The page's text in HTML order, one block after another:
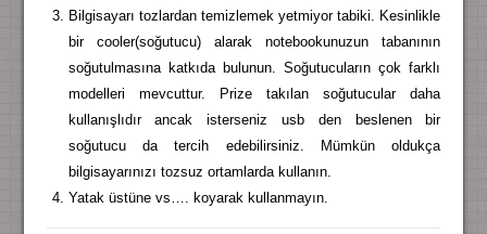
Bilgisayarı tozlardan temizlemek yetmiyor tabiki. Kesinlikle
bir cooler(soğutucu) alarak notebookunuzun tabanının
soğutulmasına katkıda bulunun. Soğutucuların çok farklı
modelleri mevcuttur. Prize takılan soğutucular daha
kullanışlıdır ancak isterseniz usb den beslenen bir
soğutucu da tercih edebilirsiniz. Mümkün oldukça
bilgisayarınızı tozsuz ortamlarda kullanın.
Yatak üstüne vs…. koyarak kullanmayın.